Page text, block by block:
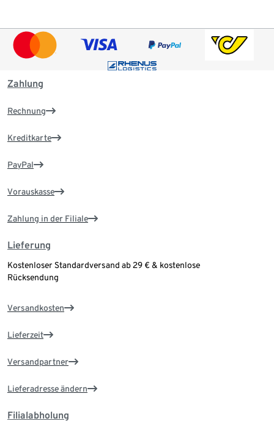
Zahlung
Rechnung
Kreditkarte
PayPal
Vorauskasse
Zahlung in der Filiale
Lieferung
Kostenloser Standardversand ab 29 € & kostenlose
Rücksendung
Versandkosten
Lieferzeit
Versandpartner
Lieferadresse ändern
Filialabholung